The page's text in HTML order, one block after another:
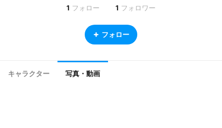
1 フォロー 1 フォロワー
フォロー
キャラクター 写真・動画